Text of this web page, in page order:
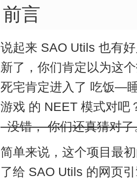
前言
说起来 SAO Utils 也有
新了，你们肯定以为这
死宅肯定进入了 吃饭—
游戏 的 NEET 模式对吧
–没错， 你们还真猜对了
简单来说，这个项目最
了给 SAO Utils 的网页